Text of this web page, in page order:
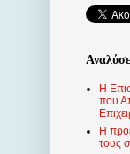
Η
που
Η
τους